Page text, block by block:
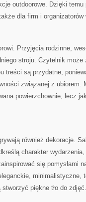
outdoorowe. Dzięki
dla firm i
Przyjęcia rodzinne,
stroju. Czytelnik
treści są przydatne,
związanej z ubiorem.
powierzchownie, lecz
również dekoracje.
charakter
się pomysłami
minimalistyczne,
stworzyć piękne tło do zdjęć.